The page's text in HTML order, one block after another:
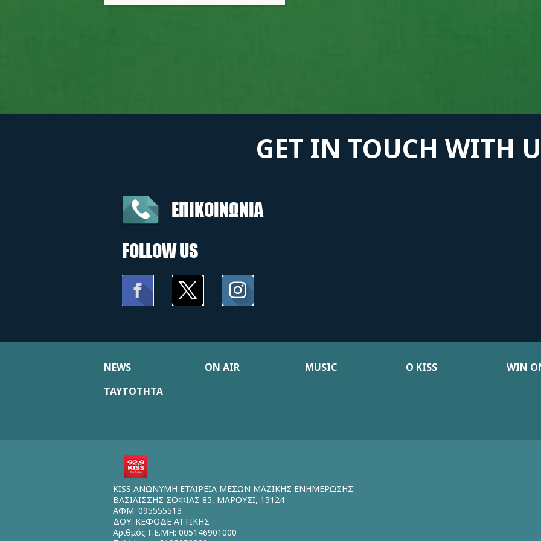
GET IN TOUCH WITH
ΕΠΙΚΟΙΝΩΝΙΑ
FOLLOW US
NEWS ON AIR MUSIC Ο KISS WIN
ΤΑΥΤΟΤΗΤΑ
KISS ΑΝΩΝΥΜΗ ΕΤΑΙΡΕΙΑ ΜΕΣΩΝ ΜΑΖΙΚΗΣ ΕΝΗΜΕΡΩΣΗΣ
ΒΑΣΙΛΙΣΣΗΣ ΣΟΦΙΑΣ 85, ΜΑΡΟΥΣΙ, 15124
ΑΦΜ: 095555513
ΔΟΥ: ΚΕΦΟΔΕ ΑΤΤΙΚΗΣ
Αριθμός Γ.Ε.ΜΗ: 005146901000